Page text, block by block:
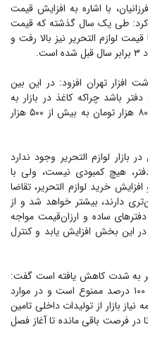
با اشاره به افزایش قیمت
کرد: طی یک سال گذشته که قیمت
قیمت لوازم التحریر نیز بالا رفت و
افزار تهران افزود: در این بین
باشد چراکه کاغذ در بازار به
شدت گران شد و قیمت هر بند کاغذ از ۸۰ هزار تومان به بیش از ۵۰۰ هزار
بازار لوازم التحریر وجود ندارد
هیچ کمبودی نیست، ولی با
خرید لوازم التحریر، تقاضا
دارند، بیشتر خواهد شد و از
ساده و ارزان‌قیمت مواجه
این بخش افزایش یابد و کنترل
به شدت کاهش یافته است گفت:
در برخی موارد از جمله «مداد»، واردات ۱۰۰ درصد ممنوع است و در موارد
بازار از تولیدات داخلی تامین
در فرصت باقی مانده تا آغاز فصل